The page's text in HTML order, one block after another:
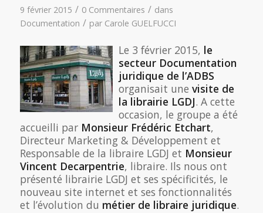
9 février 2015 / 0 Commentaires / dans
Documentation / par Carole GUELFUCCI
Le 3 février 2015, le
secteur Documentation
juridique de l’ADBS
organisait une visite de
la librairie LGDJ. A cette
occasion, le groupe a été
accueilli par Monsieur Frédéric Etchart,
Directeur Marketing & Développement et
Responsable de la libraire LGDJ et Monsieur
Vincent Decarpentrie, libraire. Ils nous ont
présenté librairie LGDJ et ses spécificités, le
nouveau site internet et ses fonctionnalités
et l’évolution du métier de libraire juridique.